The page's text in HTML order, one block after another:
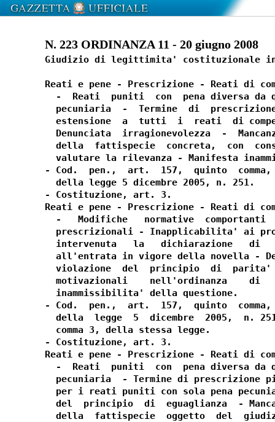
N. 223 ORDINANZA 11 - 20 giugno 2008
Giudizio di legittimita' costituzionale
Reati e pene - Prescrizione - Reati di
-  Reati  puniti  con  pena diversa da
pecuniaria  -  Termine  di
estensione  a  tutti  i  reati  di
Denunciata  irragionevolezza  -
della  fattispecie  concreta,  con
valutare la rilevanza - Manifesta
- Cod.  pen.,  art.  157,  quinto
  della legge 5 dicembre 2005, n. 251.
- Costituzione, art. 3.
Reati e pene - Prescrizione - Reati di
-   Modifiche   normative  comportanti
prescrizionali - Inapplicabilita' ai
intervenuta   la   dichiarazione   di
all'entrata in vigore della novella -
violazione  del  principio  di
motivazionali    nell'ordinanza    di
  inammissibilita' della questione.
- Cod.  pen.,  art.  157,  quinto
della  legge  5  dicembre  2005,  n.
  comma 3, della stessa legge.
- Costituzione, art. 3.
Reati e pene - Prescrizione - Reati di
-  Reati  puniti  con  pena diversa da
pecuniaria  - Termine di prescrizione
per i reati puniti con sola pena
del  principio  di  eguaglianza  -
della  fattispecie  oggetto  del